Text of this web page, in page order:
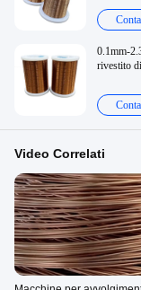
0.1mm-
rivestito
Video Correlati